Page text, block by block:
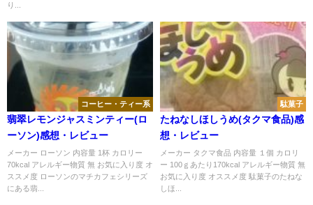
り...
コーヒー・ティー系
翡翠レモンジャスミンティー(ロ
ーソン)感想・レビュー
メーカー ローソン 内容量 1杯 カロリー
70kcal アレルギー物質 無 お気に入り度 オ
ススメ度 ローソンのマチカフェシリーズ
にある翡...
駄菓子
たねなしほしうめ(タクマ食品)感
想・レビュー
メーカー タクマ食品 内容量 １個 カロリ
ー 100ｇあたり170kcal アレルギー物質 無
お気に入り度 オススメ度 駄菓子のたねな
しほ...